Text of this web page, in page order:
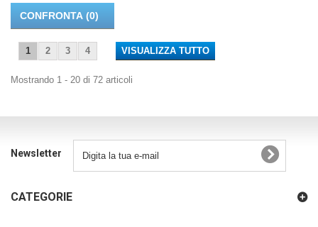
CONFRONTA (0)
VISUALIZZA TUTTO
1 2 3 4
Mostrando 1 - 20 di 72 articoli
Newsletter
CATEGORIE